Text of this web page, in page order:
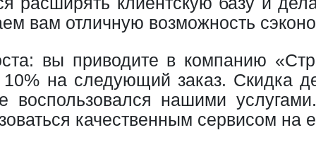
вам отличную возможность
вы приводите в компанию
10% на следующий заказ. Скидка
воспользовался нашими
качественным сервисом на